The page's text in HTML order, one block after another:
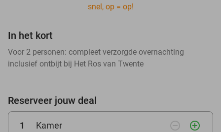
snel, op = op!
In het kort
Voor 2 personen: compleet verzorgde overnachting
inclusief ontbijt bij Het Ros van Twente
Reserveer jouw deal
1 Kamer remove_circle_outline add_circle_outline